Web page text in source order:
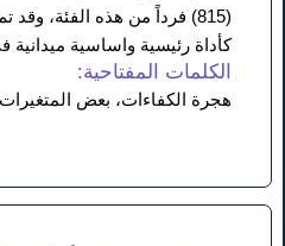
(815) فرداً من هذه الفئة، وقد
كأداة رئيسية واساسية ميدانية
الكلمات المفتاحية:
هجرة الكفاءات، بعض